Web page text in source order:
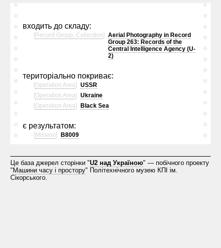
входить до складу:
[Record Group, Collection]
Aerial Photography in Record
Group 263: Records of the
Central Intelligence Agency (U-
2)
територіально покриває:
[Operation Area]
USSR
[Operation Area]
Ukraine
[Operation Area] Black Sea
є результатом:
[Mission] B8009
Це база джерел сторінки "U2 над Україною" — побічного проекту
" Машини часу і простору" Політехнічного музею КПІ ім.
Сікорського.